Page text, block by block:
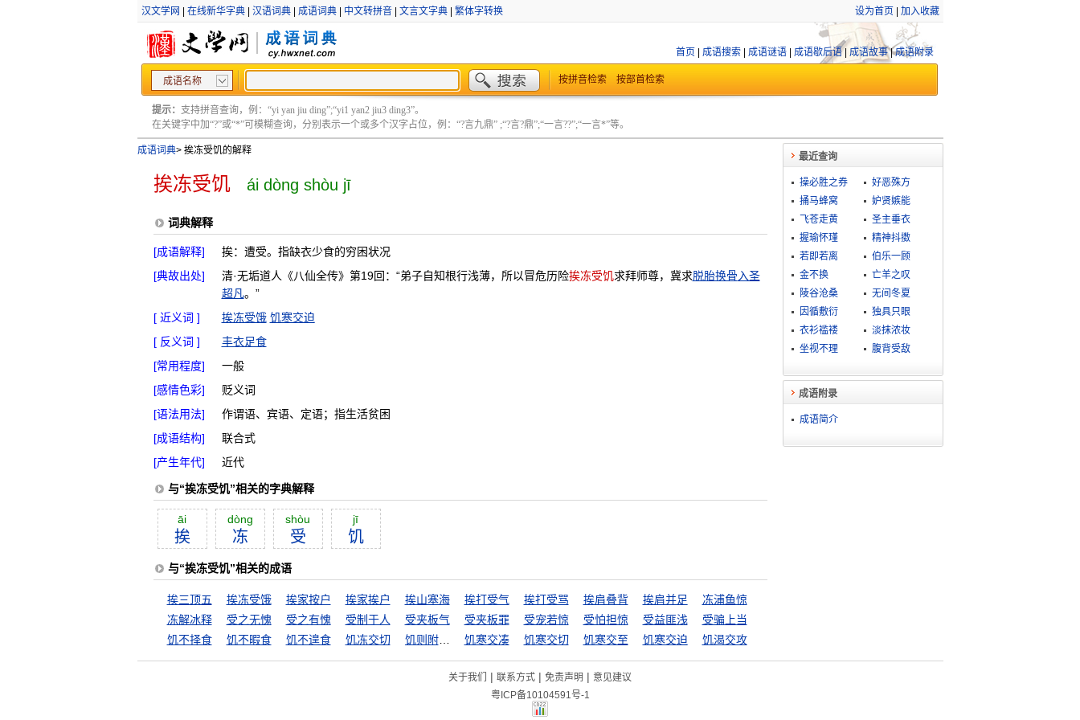
汉文学网 在线新华字典| 汉语词典| 成语词典| 中文转拼音| 文言文字典| 繁体字转换 设为首页 加入收藏
首页 成语搜索| 成语谜语| 成语歇后语| 成语故事|成语附录
成语名称 按拼音检索 按部首检索
提示： 支持拼音查询，例：“yi yan jiu ding”;“yi1 yan2 jiu3 ding3”。
在关键字中加“?”或“*”可模糊查询，分别表示一个或多个汉字占位，例：“?言九鼎” ;“?言?鼎”;“一言??”;“一言*”等。
成语词典>挨冻受饥的解释
挨冻受饥 ái dòng shòu jī
词典解释
[成语解释]
挨：遭受。指缺衣少食的穷困状况
[典故出处]
清·无垢道人《八仙全传》第19回：“弟子自知根行浅薄，所以冒危历险挨冻受饥求拜师尊，冀求脱胎换骨 入圣
超凡。”
[ 近义词 ]
挨冻受饿 饥寒交迫
[ 反义词 ]
丰衣足食
[常用程度]
一般
[感情色彩]
贬义词
[语法用法]
作谓语、宾语、定语；指生活贫困
[成语结构]
联合式
[产生年代]
近代
与“挨冻受饥”相关的字典解释
āi
挨
dòng
冻
shòu
受
jī
饥
与“挨冻受饥”相关的成语
挨三顶五 挨冻受饿 挨家按户 挨家挨户 挨山塞海 挨打受气 挨打受骂 挨肩叠背 挨肩并足
冻浦鱼惊
冻解冰释
受之无愧 受之有愧 受制于人 受夹板气 受夹板罪 受宠若惊 受怕担惊 受益匪浅
受骗上当
饥不择食
饥不暇食 饥不遑食 饥冻交切 饥则附人，饱便高扬 饥寒交凑 饥寒交切 饥寒交至 饥寒交迫 饥渴交攻
最近查询
操必胜之券
好恶殊方
捅马蜂窝
妒贤嫉能
飞苍走黄
圣主垂衣
握瑜怀瑾
精神抖擞
若即若离
伯乐一顾
金不换
亡羊之叹
陵谷沧桑
无间冬夏
因循敷衍
独具只眼
衣衫褴褛
淡抹浓妆
坐视不理
腹背受敌
成语附录
成语简介
关于我们 | 联系方式 | 免责声明 | 意见建议
粤ICP备10104591号-1